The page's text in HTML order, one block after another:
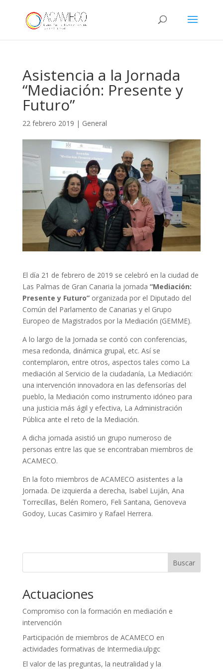
Asistencia a la Jornada
“Mediación: Presente y
Futuro”
22 febrero 2019 | General
El día 21 de febrero de 2019 se celebró en la ciudad de
Las Palmas de Gran Canaria la jornada “Mediación:
Presente y Futuro”organizada por el Diputado del
Común del Parlamento de Canarias y el Grupo
Europeo de Magistrados por la Mediación (GEMME).
A lo largo de la Jornada se contó con conferencias,
mesa redonda, dinámica grupal, etc. Así se
contemplaron, entre otros, aspectos tales como La
mediación al Servicio de la ciudadanía, La Mediación:
una intervención innovadora en las defensorías del
pueblo, la Mediación como instrumento idóneo para
una justicia más ágil y efectiva, La Administración
Pública ante el reto de la Mediación.
A dicha jornada asistió un grupo numeroso de
personas entre las que se encontraban miembros de
ACAMECO.
En la foto miembros de ACAMECO asistentes a la
Jornada. De izquierda a derecha, Isabel Luján, Ana
Torrecillas, Belén Romero, Feli Santana, Genoveva
Godoy, Lucas Casimiro y Rafael Herrera.
Buscar
Actuaciones
Compromiso con la formación en mediación e
intervención
Participación de miembros de ACAMECO en
actividades formativas de Intermedia.ulpgc
El valor de las preguntas, la neutralidad y la